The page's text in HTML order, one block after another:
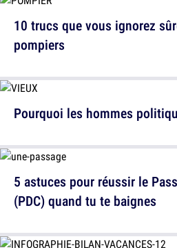
10 trucs que vous ignorez
pompiers
5 astuces pour réussir le
(PDC) quand tu te baignes
Pourquoi les hommes